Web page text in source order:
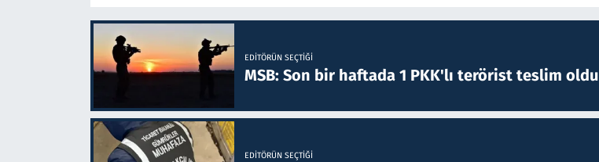
EDITÖRÜN SEÇTIĞI
MSB: Son bir haftada 1 PKK'lı terörist teslim oldu
EDITÖRÜN SEÇTIĞI